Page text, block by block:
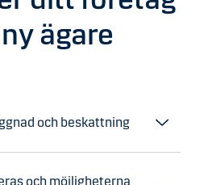
ägare
och beskattning
och möjligheterna